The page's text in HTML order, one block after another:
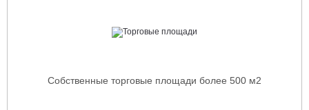
Собственные торговые площади более 500 м2